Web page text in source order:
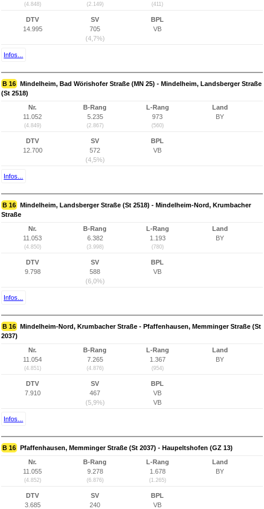
(4.848) (2.149) (411)
DTV
14.995
SV
705
(4,7%)
BPL
VB
Infos...
B 16 Mindelheim, Bad Wörishofer Straße (MN 25) - Mindelheim, Landsberger Straße
(St 2518)
Nr.
11.052
(4.849)
B-Rang
5.235
(2.867)
L-Rang
973
(560)
Land
BY
DTV
12.700
SV
572
(4,5%)
BPL
VB
Infos...
B 16 Mindelheim, Landsberger Straße (St 2518) - Mindelheim-Nord, Krumbacher
Straße
Nr.
11.053
(4.850)
B-Rang
6.382
(3.998)
L-Rang
1.193
(780)
Land
BY
DTV
9.798
SV
588
(6,0%)
BPL
VB
Infos...
B 16 Mindelheim-Nord, Krumbacher Straße - Pfaffenhausen, Memminger Straße (St
2037)
Nr.
11.054
(4.851)
B-Rang
7.265
(4.876)
L-Rang
1.367
(954)
Land
BY
DTV
7.910
SV
467
(5,9%)
BPL
VB
VB
Infos...
B 16 Pfaffenhausen, Memminger Straße (St 2037) - Haupeltshofen (GZ 13)
Nr.
11.055
(4.852)
B-Rang
9.278
(6.876)
L-Rang
1.678
(1.265)
Land
BY
DTV
3.685
SV
240
BPL
VB